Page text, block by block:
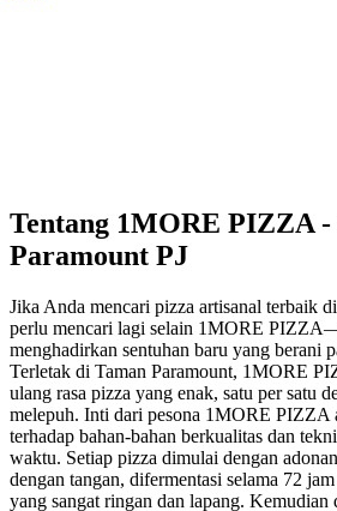
Tentang 1MORE PIZZA -
Paramount PJ
Jika Anda mencari pizza artisanal terbaik
perlu mencari lagi selain 1MORE
menghadirkan sentuhan baru yang berani
Terletak di Taman Paramount, 1MORE
ulang rasa pizza yang enak, satu per satu
melepuh. Inti dari pesona 1MORE PIZZA
terhadap bahan-bahan berkualitas dan
waktu. Setiap pizza dimulai dengan
dengan tangan, difermentasi selama 72
yang sangat ringan dan lapang. Kemudian